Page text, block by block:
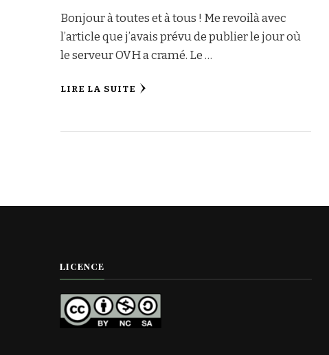
Bonjour à toutes et à tous ! Me revoilà avec
l’article que j’avais prévu de publier le jour où
le serveur OVH a cramé. Le …
LIRE LA SUITE
LICENCE